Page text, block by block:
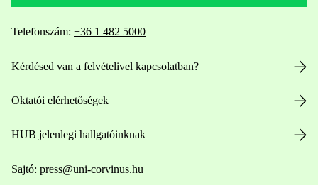
Telefonszám: +36 1 482 5000
Kérdésed van a felvételivel kapcsolatban?
Oktatói elérhetőségek
HUB jelenlegi hallgatóinknak
Sajtó: press@uni-corvinus.hu